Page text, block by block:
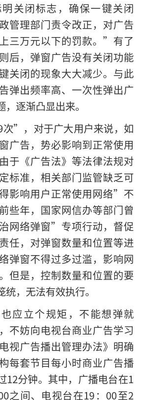
关闭标志，确保一键关闭
管理部门责令改正，对广告
三万元以下的罚款。”有了
后，弹窗广告没有关闭功能
关闭的现象大大减少。与此
弹出频率高、一次性弹出广
，逐渐凸显出来。
次”，对于广大用户来说，如
广告，势必影响到正常使用
于《广告法》等法律法规对
标准，相关部门监管缺乏可
影响用户正常使用网络”不
些年，国家网信办等部门曾
网络弹窗”专项行动，督促
任，对弹窗数量和位置等进
弹窗不得过多过滥，影响网
但是，控制数量和位置的要
，无法有效执行。
应立个规矩，不能想弹就
不妨向电视台商业广告学习
视广告播出管理办法》明确
每套节目每小时商业广告播
12分钟。其中，广播电台在1
之间、电视台在19：00至2